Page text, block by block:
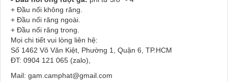
+ Đầu nối không răng.
+ Đầu nối răng ngoài.
+ Đầu nối răng trong.
Mọi chi tiết vui lòng liên hệ:
Số 1462 Võ Văn Kiệt, Phường 1, Quận 6, TP.HCM
ĐT: 0904 121 065 (zalo),
Mail: gam.camphat@gmail.com